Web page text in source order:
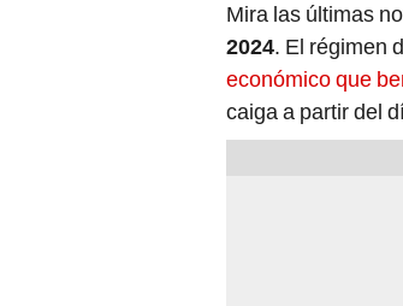
Mira las últimas
2024. El régimen
económico que
caiga a partir del